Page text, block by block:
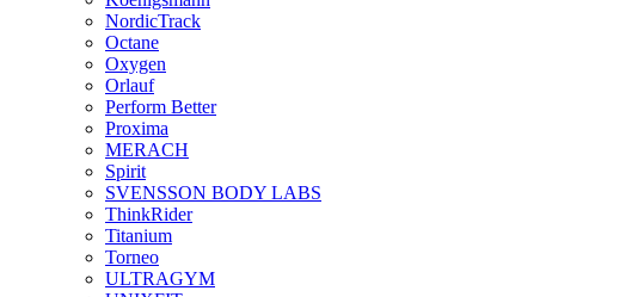
NordicTrack
Octane
Oxygen
Orlauf
Perform Better
Proxima
MERACH
Spirit
SVENSSON BODY LABS
ThinkRider
Titanium
Torneo
ULTRAGYM